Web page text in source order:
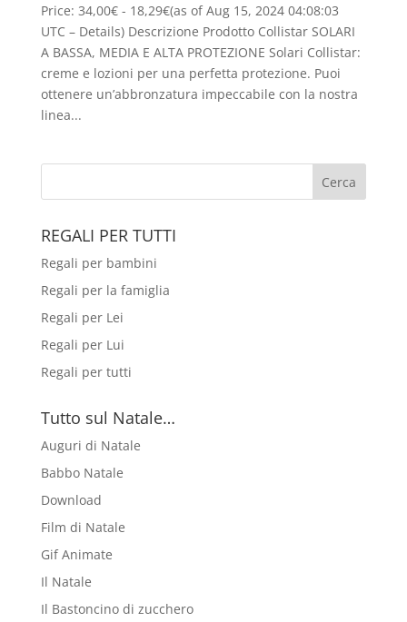
Price: 34,00€ - 18,29€(as of Aug 15, 2024 04:08:03
UTC – Details) Descrizione Prodotto Collistar SOLARI
A BASSA, MEDIA E ALTA PROTEZIONE Solari Collistar:
creme e lozioni per una perfetta protezione. Puoi
ottenere un’abbronzatura impeccabile con la nostra
linea...
REGALI PER TUTTI
Regali per bambini
Regali per la famiglia
Regali per Lei
Regali per Lui
Regali per tutti
Tutto sul Natale…
Auguri di Natale
Babbo Natale
Download
Film di Natale
Gif Animate
Il Natale
Il Bastoncino di zucchero